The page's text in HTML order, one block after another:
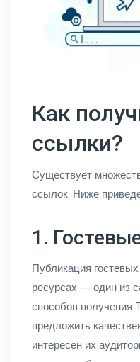
Как
ссылки?
Существует
ссылок. Ниже
1.
Публикация
ресурсах — один из
способов
предложить
интересен их